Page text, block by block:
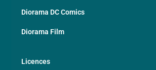
Diorama DC Comics
Diorama Film
Licences